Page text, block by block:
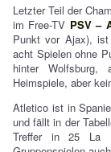
Letzter Teil der
im Free-TV PSV –
Punkt vor Ajax),
acht Spielen ohne
hinter
Heimspiele, aber
Atletico ist in
und fällt in der
Treffer in 25 La